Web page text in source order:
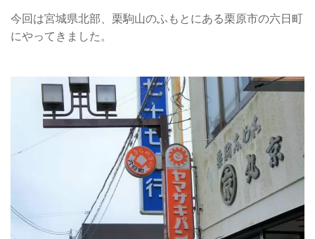
今回は宮城県北部、栗駒山のふもとにある栗原市の六日町
にやってきました。